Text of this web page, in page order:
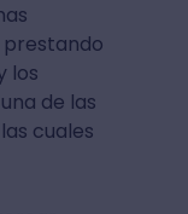
los
de las
cuales